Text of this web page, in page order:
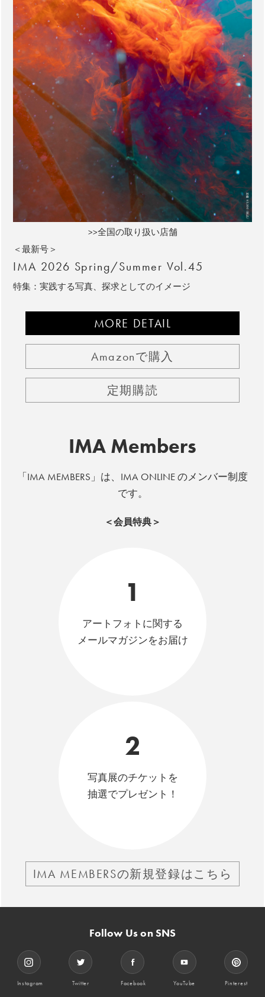
>>全国の取り扱い店舗
＜最新号＞
IMA 2026 Spring/Summer Vol.45
特集：実践する写真、探求としてのイメージ
MORE DETAIL
Amazonで購入
定期購読
IMA Members
「IMA MEMBERS」は、IMA ONLINE のメンバー制度
です。
＜会員特典＞
1
アートフォトに関する
メールマガジンをお届け
2
写真展のチケットを
抽選でプレゼント！
IMA MEMBERSの新規登録はこちら
Follow Us on SNS
Instagram Twitter Facebook YouTube Pinterest